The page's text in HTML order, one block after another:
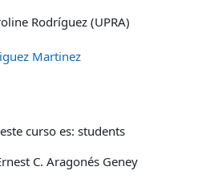
Rodríguez (UPRA)
Martinez
curso es: students
C. Aragonés Geney